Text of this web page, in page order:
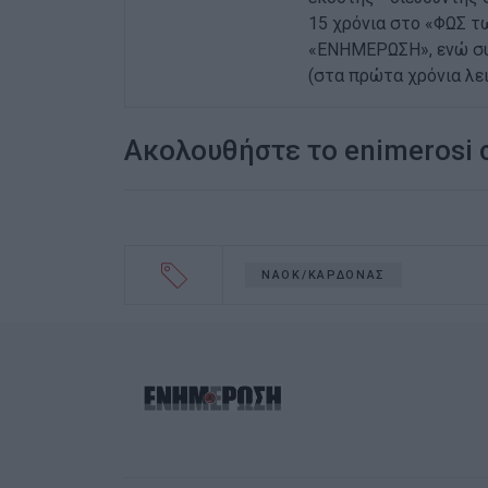
15 χρόνια στο «ΦΩΣ
«ΕΝΗΜΕΡΩΣΗ», ενώ
(στα πρώτα χρόνια
Ακολουθήστε το enimerosi
ΝΑΟΚ/ΚΑΡΔΟΝΑΣ